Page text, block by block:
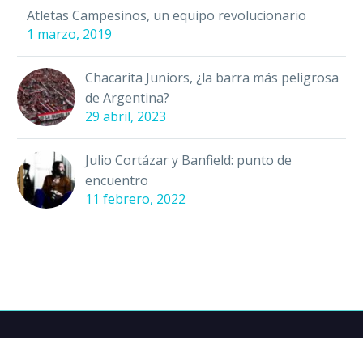
Atletas Campesinos, un equipo revolucionario
1 marzo, 2019
Chacarita Juniors, ¿la barra más peligrosa
de Argentina?
29 abril, 2023
Julio Cortázar y Banfield: punto de
encuentro
11 febrero, 2022